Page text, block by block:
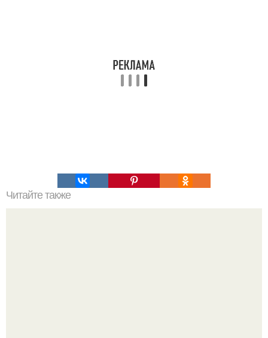
Читайте также